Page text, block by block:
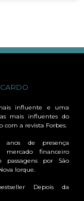
influente e uma
mais influentes do
com a revista Forbes.
de presença
mercado financeiro
passagens por São
Iorque.
Depois da